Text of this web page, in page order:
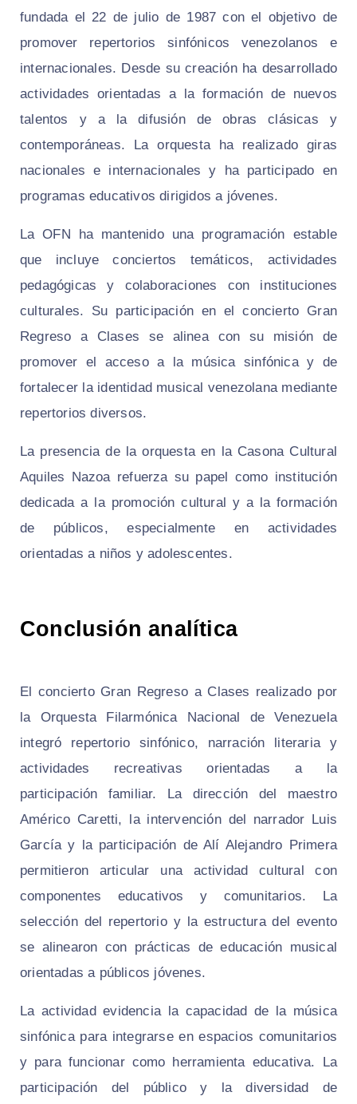
fundada el 22 de julio de 1987 con el objetivo de
promover repertorios sinfónicos venezolanos e
internacionales. Desde su creación ha desarrollado
actividades orientadas a la formación de nuevos
talentos y a la difusión de obras clásicas y
contemporáneas. La orquesta ha realizado giras
nacionales e internacionales y ha participado en
programas educativos dirigidos a jóvenes.
La OFN ha mantenido una programación estable
que incluye conciertos temáticos, actividades
pedagógicas y colaboraciones con instituciones
culturales. Su participación en el concierto Gran
Regreso a Clases se alinea con su misión de
promover el acceso a la música sinfónica y de
fortalecer la identidad musical venezolana mediante
repertorios diversos.
La presencia de la orquesta en la Casona Cultural
Aquiles Nazoa refuerza su papel como institución
dedicada a la promoción cultural y a la formación
de públicos, especialmente en actividades
orientadas a niños y adolescentes.
Conclusión analítica
El concierto Gran Regreso a Clases realizado por
la Orquesta Filarmónica Nacional de Venezuela
integró repertorio sinfónico, narración literaria y
actividades recreativas orientadas a la
participación familiar. La dirección del maestro
Américo Caretti, la intervención del narrador Luis
García y la participación de Alí Alejandro Primera
permitieron articular una actividad cultural con
componentes educativos y comunitarios. La
selección del repertorio y la estructura del evento
se alinearon con prácticas de educación musical
orientadas a públicos jóvenes.
La actividad evidencia la capacidad de la música
sinfónica para integrarse en espacios comunitarios
y para funcionar como herramienta educativa. La
participación del público y la diversidad de